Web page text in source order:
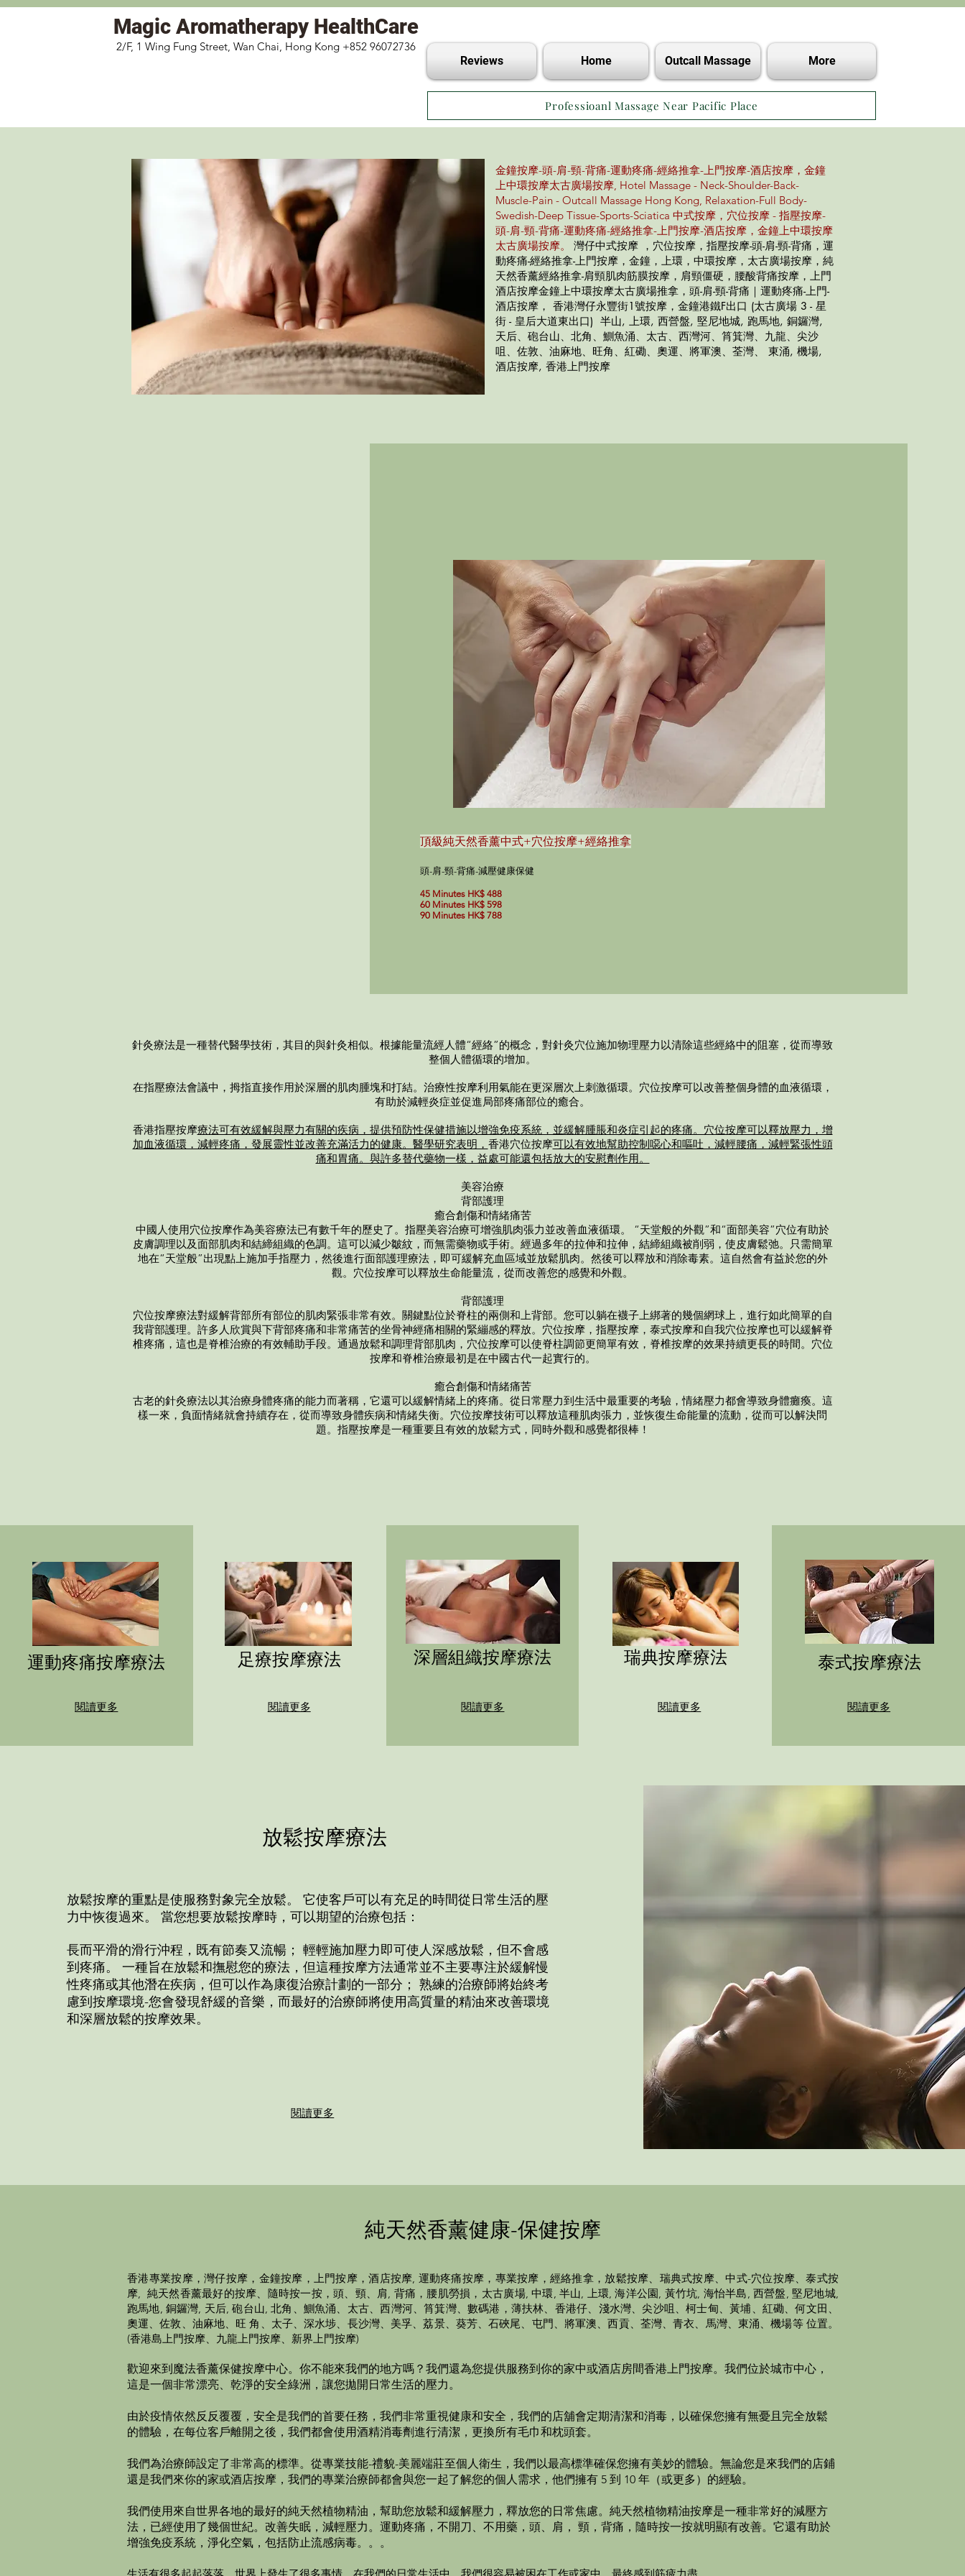
Magic Aromatherapy HealthCare
2/F, 1 Wing Fung Street, Wan Chai, Hong Kong +852 96072736
Reviews
Home Outcall Massage More
Professioanl Massage Near Pacific Place
金鐘按摩-頭-肩-頸-背痛-運動疼痛-經絡推拿-上門按摩-酒店按摩，金鐘
上中環按摩太古廣場按摩, Hotel Massage - Neck-Shoulder-Back-
Muscle-Pain - Outcall Massage Hong Kong, Relaxation-Full Body-
Swedish-Deep Tissue-Sports-Sciatica 中式按摩，穴位按摩 - 指壓按摩-
頭-肩-頸-背痛-運動疼痛-經絡推拿-上門按摩-酒店按摩，金鐘上中環按摩
太古廣場按摩。 灣仔中式按摩 ，穴位按摩，指壓按摩-頭-肩-頸-背痛，運
動疼痛-經絡推拿-上門按摩，金鐘，上環，中環按摩，太古廣場按摩，純
天然香薰經絡推拿-肩頸肌肉筋膜按摩，肩頸僵硬，腰酸背痛按摩，上門
酒店按摩金鐘上中環按摩太古廣場推拿，頭-肩-頸-背痛｜運動疼痛-上門-
酒店按摩， 香港灣仔永豐街1號按摩，金鐘港鐵F出口 (太古廣場 3 - 星
街 - 皇后大道東出口) 半山, 上環, 西營盤, 堅尼地城, 跑馬地, 銅鑼灣,
天后、砲台山、北角、鰂魚涌、太古、西灣河、筲箕灣、九龍、尖沙
咀、佐敦、油麻地、旺角、紅磡、奧運、將軍澳、荃灣、 東涌, 機場,
酒店按摩, 香港上門按摩
頂級純天然香薰中式+穴位按摩+經絡推拿
頭-肩-頸-背痛-減壓健康保健
45 Minutes HK$ 488
60 Minutes HK$ 598
90 Minutes HK$ 788
針灸療法是一種替代醫學技術，其目的與針灸相似。根據能量流經人體“經絡”的概念，對針灸穴位施加物理壓力以清除這些經絡中的阻塞，從而導致
整個人體循環的增加。
在指壓療法會議中，拇指直接作用於深層的肌肉腫塊和打結。治療性按摩利用氣能在更深層次上刺激循環。穴位按摩可以改善整個身體的血液循環，
有助於減輕炎症並促進局部疼痛部位的癒合。
香港指壓按摩療法可有效緩解與壓力有關的疾病，提供預防性保健措施以增強免疫系統，並緩解腫脹和炎症引起的疼痛。穴位按摩可以釋放壓力，增
加血液循環，減輕疼痛，發展靈性並改善充滿活力的健康。醫學研究表明， 香港穴位按摩可以有效地幫助控制噁心和嘔吐，減輕腰痛，減輕緊張性頭
痛和胃痛。與許多替代藥物一樣，益處可能還包括放大的安慰劑作用。
美容治療
背部護理
癒合創傷和情緒痛苦
中國人使用穴位按摩作為美容療法已有數千年的歷史了。指壓美容治療可增強肌肉張力並改善血液循環。 “天堂般的外觀”和“面部美容”穴位有助於
皮膚調理以及面部肌肉和結締組織的色調。這可以減少皺紋，而無需藥物或手術。經過多年的拉伸和拉伸，結締組織被削弱，使皮膚鬆弛。只需簡單
地在“天堂般”出現點上施加手指壓力，然後進行面部護理療法，即可緩解充血區域並放鬆肌肉。然後可以釋放和消除毒素。這自然會有益於您的外
觀。穴位按摩可以釋放生命能量流，從而改善您的感覺和外觀。
背部護理
穴位按摩療法對緩解背部所有部位的肌肉緊張非常有效。關鍵點位於脊柱的兩側和上背部。您可以躺在襪子上綁著的幾個網球上，進行如此簡單的自
我背部護理。許多人欣賞與下背部疼痛和非常痛苦的坐骨神經痛相關的緊繃感的釋放。穴位按摩，指壓按摩，泰式按摩和自我穴位按摩也可以緩解脊
椎疼痛，這也是脊椎治療的有效輔助手段。通過放鬆和調理背部肌肉，穴位按摩可以使脊柱調節更簡單有效，脊椎按摩的效果持續更長的時間。穴位
按摩和脊椎治療最初是在中國古代一起實行的。
癒合創傷和情緒痛苦
古老的針灸療法以其治療身體疼痛的能力而著稱，它還可以緩解情緒上的疼痛。從日常壓力到生活中最重要的考驗，情緒壓力都會導致身體癱瘓。這
樣一來，負面情緒就會持續存在，從而導致身體疾病和情緒失衡。穴位按摩技術可以釋放這種肌肉張力，並恢復生命能量的流動，從而可以解決問
題。指壓按摩是一種重要且有效的放鬆方式，同時外觀和感覺都很棒！
運動疼痛按摩療法
閱讀更多
足療按摩療法
閱讀更多
深層組織按摩療法
閱讀更多
瑞典按摩療法
閱讀更多
泰式按摩療法
閱讀更多
放鬆按摩療法
放鬆按摩的重點是使服務對象完全放鬆。 它使客戶可以有充足的時間從日常生活的壓
力中恢復過來。 當您想要放鬆按摩時，可以期望的治療包括：
長而平滑的滑行沖程，既有節奏又流暢； 輕輕施加壓力即可使人深感放鬆，但不會感
到疼痛。 一種旨在放鬆和撫慰您的療法，但這種按摩方法通常並不主要專注於緩解慢
性疼痛或其他潛在疾病，但可以作為康復治療計劃的一部分； 熟練的治療師將始終考
慮到按摩環境-您會發現舒緩的音樂，而最好的治療師將使用高質量的精油來改善環境
和深層放鬆的按摩效果。
閱讀更多
純天然香薰健康-保健按摩
香港專業按摩，灣仔按摩，金鐘按摩，上門按摩，酒店按摩, 運動疼痛按摩，專業按摩，經絡推拿，放鬆按摩、瑞典式按摩、中式-穴位按摩、泰式按
摩, 純天然香薰最好的按摩、隨時按一按，頭、頸、肩, 背痛，腰肌勞損，太古廣場, 中環, 半山, 上環, 海洋公園, 黃竹坑, 海怡半島, 西營盤, 堅尼地城,
跑馬地, 銅鑼灣, 天后, 砲台山, 北角、鰂魚涌、太古、西灣河、筲箕灣、數碼港，薄扶林、香港仔、淺水灣、尖沙咀、柯士甸、黃埔、紅磡、何文田、
奧運、佐敦、油麻地、旺 角、太子、深水埗、長沙灣、美孚、荔景、葵芳、石硤尾、屯門、將軍澳、西貢、荃灣、青衣、馬灣、東涌、機場等 位置。
(香港島上門按摩、九龍上門按摩、新界上門按摩)
歡迎來到魔法香薰保健按摩中心。 你不能來我們的地方嗎？我們還為您提供服務到你的家中或酒店房間香港上門按摩。我們位於城市中心，
這是一個非常漂亮、乾淨的安全綠洲 ， 讓您拋開日常生活的壓力。
由於疫情依然反反覆覆，安全是我們的首要任務，我們非常重視健康和安全，我們的店舖會定期清潔和消毒，以確保您擁有無憂且完全放鬆
的體驗，在每位客戶離開之後，我們都會使用酒精消毒劑進行清潔，更換所有毛巾和枕頭套。
我們為治療師設定了非常高的標準。從專業技能-禮貌-美麗端莊至個人衛生，我們以最高標準確保您擁有美妙的體驗。​無論您是來我們的店鋪
還是我們來你的家或酒店按摩，我們的專業治療師都會與您一起了解您的個人需求，他們擁有 5 到 10 年（或更多）的經驗。
我們使用來自世界各地的最好的純天然植物精油，幫助您放鬆和緩解壓力，釋放您的日常焦慮。純天然植物精油按摩是一種非常好的減壓方
法，已經使用了幾個世紀。改善失眠，減輕壓力。運動疼痛，不開刀、不用藥，頭、肩， 頸，背痛，隨時按一按就明顯有改善。它還有助於
增強免疫系統，淨化空氣，包括防止流感病毒。。。